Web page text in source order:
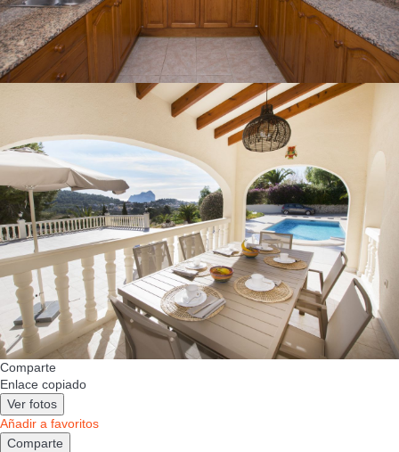
Comparte
Enlace copiado
Ver fotos
Añadir a favoritos
Comparte